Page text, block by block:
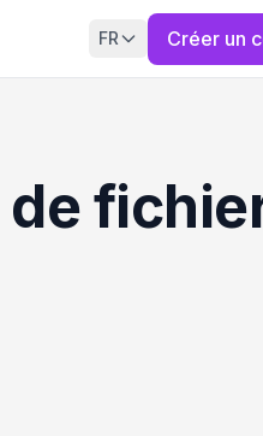
FR Créer un
de